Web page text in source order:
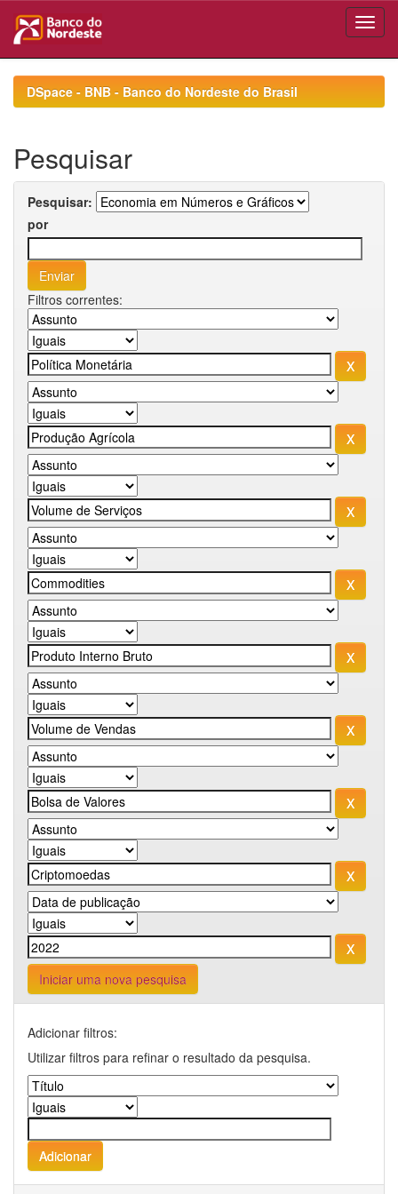
navigationDSpace - BNB - Banco do Nordeste do Brasil
Pesquisar
Pesquisar:
por
Filtros correntes:
Iniciar uma nova pesquisa
Adicionar filtros:
Utilizar filtros para refinar o resultado da pesquisa.